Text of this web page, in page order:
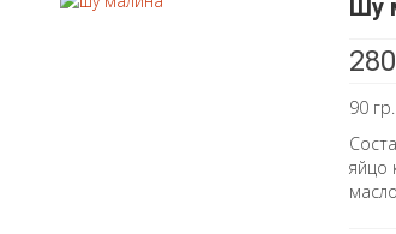
Шу
280
90 гр.
яйцо